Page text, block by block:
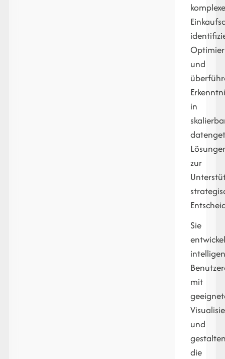
und
in
zur
Sie
mit
und
die